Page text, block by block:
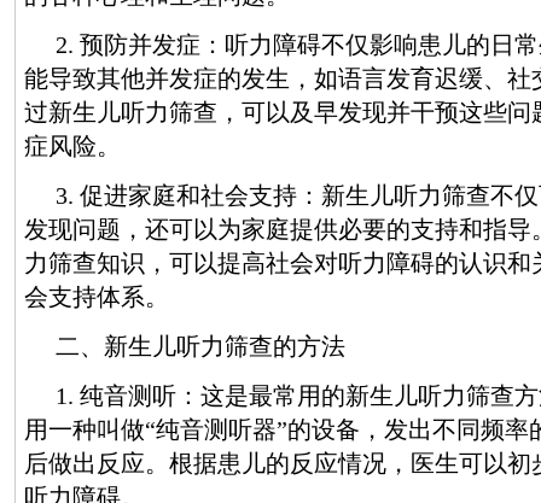
2. 预防并发症：听力障碍不仅影响患儿的日
能导致其他并发症的发生，如语言发育迟缓、社
过新生儿听力筛查，可以及早发现并干预这些问
症风险。
3. 促进家庭和社会支持：新生儿听力筛查不
发现问题，还可以为家庭提供必要的支持和指
力筛查知识，可以提高社会对听力障碍的认识
会支持体系。
二、新生儿听力筛查的方法
1. 纯音测听：这是最常用的新生儿听力筛查
用一种叫做“纯音测听器”的设备，发出不同频率
后做出反应。根据患儿的反应情况，医生可以
听力障碍。